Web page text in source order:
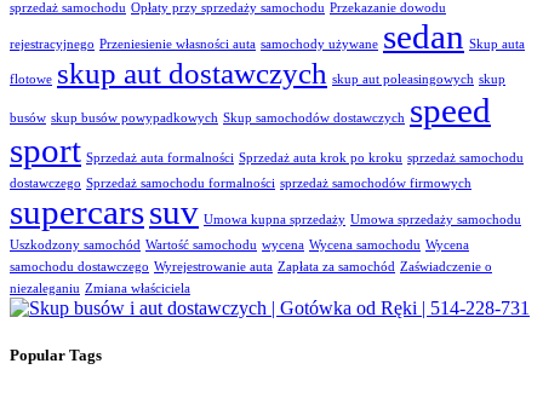
sprzedaż samochodu Opłaty przy sprzedaży samochodu Przekazanie dowodu
rejestracyjnego Przeniesienie własności auta samochody używane sedan Skup auta
flotowe skup aut dostawczych skup aut poleasingowych skup
busów skup busów powypadkowych Skup samochodów dostawczych speed
sport Sprzedaż auta formalności Sprzedaż auta krok po kroku sprzedaż samochodu
dostawczego Sprzedaż samochodu formalności sprzedaż samochodów firmowych
supercarssuv Umowa kupna sprzedaży Umowa sprzedaży samochodu
Uszkodzony samochód Wartość samochodu wycena Wycena samochodu Wycena
samochodu dostawczego Wyrejestrowanie auta Zapłata za samochód Zaświadczenie o
niezaleganiu Zmiana właściciela
Popular Tags